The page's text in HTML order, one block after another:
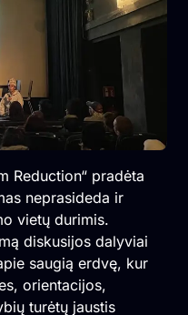
Reduction“ pradėta
neprasideda ir
vietų durimis.
diskusijos dalyviai
saugią erdvę, kur
orientacijos,
turėtų jaustis